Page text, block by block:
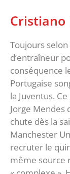
Toujours selon
d’entraîneur
conséquence
Portugaise
la Juventus.
Jorge Mendes
chute dès la
Manchester
recruter le
même source